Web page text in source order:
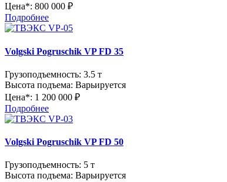
Цена*: 800 000 ₽
Подробнее
Volgski Pogruschik VP FD 35
Грузоподъемность: 3.5 т
Высота подъема: Варьируется
Цена*: 1 200 000 ₽
Подробнее
Volgski Pogruschik VP FD 50
Грузоподъемность: 5 т
Высота подъема: Варьируется